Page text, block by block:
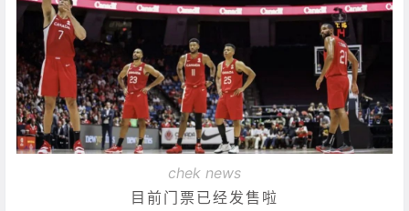
chek news
目前门票已经发售啦